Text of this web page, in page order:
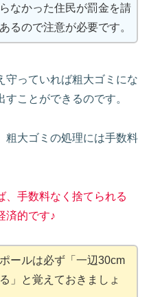
なかった住民が罰金を請
るので注意が必要です。
守っていれば粗大ゴミにな
ことができるのです。
粗大ゴミの処理には手数料
、手数料なく捨てられる
済的です♪
ールは必ず「一辺30cm
」と覚えておきましょ